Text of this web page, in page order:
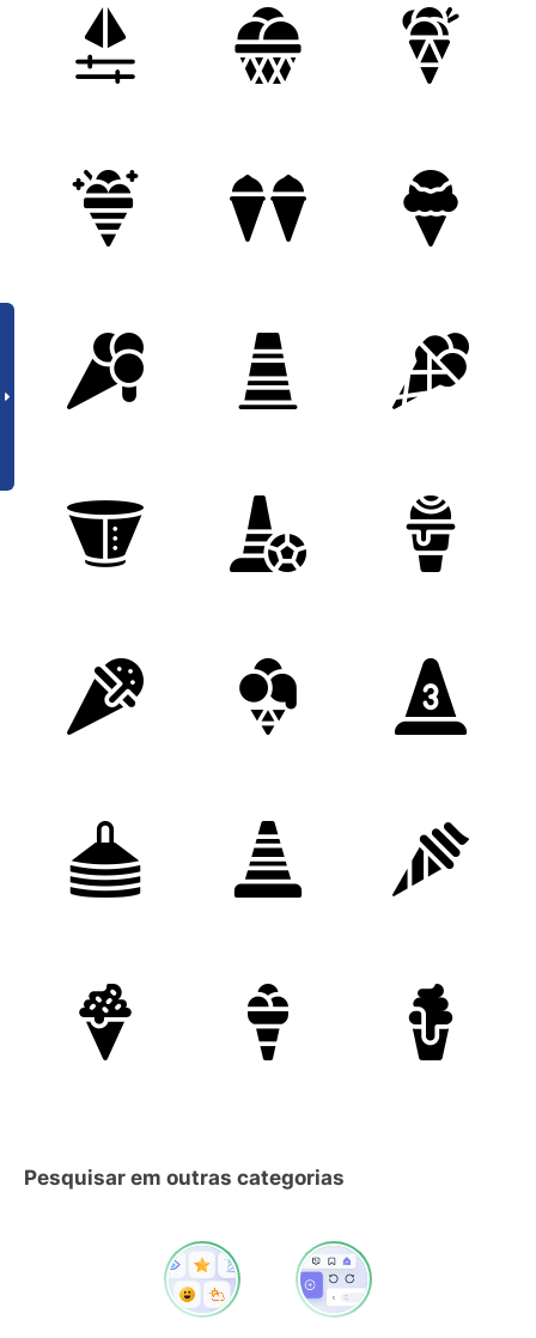
Pesquisar em outras categorias